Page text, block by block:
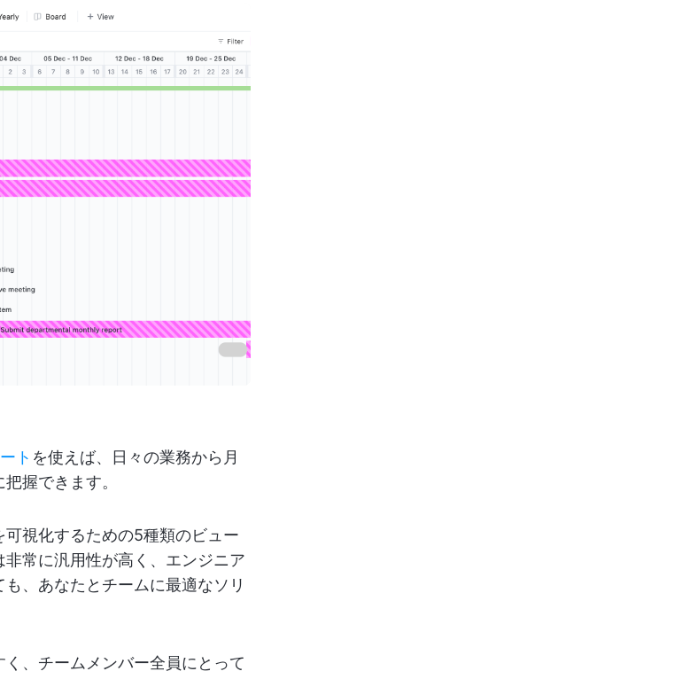
ト を使えば、日々の業務から月
握できます。
視化するための5種類のビュー
常に汎用性が高く、エンジニア
、あなたとチームに最適なソリ
、チームメンバー全員にとって